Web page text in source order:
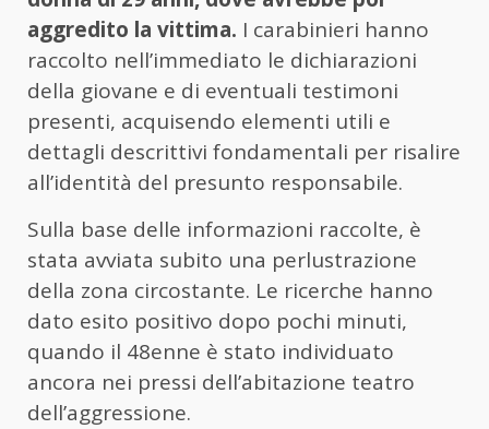
aggredito la vittima. I carabinieri hanno
raccolto nell’immediato le dichiarazioni
della giovane e di eventuali testimoni
presenti, acquisendo elementi utili e
dettagli descrittivi fondamentali per risalire
all’identità del presunto responsabile.
Sulla base delle informazioni raccolte, è
stata avviata subito una perlustrazione
della zona circostante. Le ricerche hanno
dato esito positivo dopo pochi minuti,
quando il 48enne è stato individuato
ancora nei pressi dell’abitazione teatro
dell’aggressione.